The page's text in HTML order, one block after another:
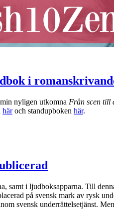
i
nyligen utkomna Från scen till
häroch standupboken här.
samt i ljudboksapparna. Till
på svensk mark av rysk
svensk underrättelsetjänst.